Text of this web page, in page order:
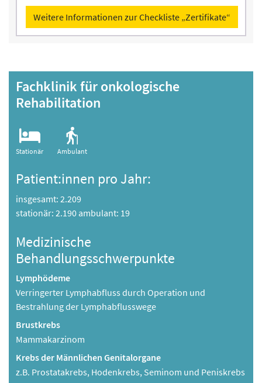
Weitere Informationen zur Checkliste „Zertifikate“
Fachklinik für onkologische
Rehabilitation
Stationär Ambulant
Patient:innen pro Jahr:
insgesamt: 2.209
stationär: 2.190 ambulant: 19
Medizinische
Behandlungsschwerpunkte
Lymphödeme
Verringerter Lymphabfluss durch Operation und
Bestrahlung der Lymphabflusswege
Brustkrebs
Mammakarzinom
Krebs der Männlichen Genitalorgane
z.B. Prostatakrebs, Hodenkrebs, Seminom und Peniskrebs